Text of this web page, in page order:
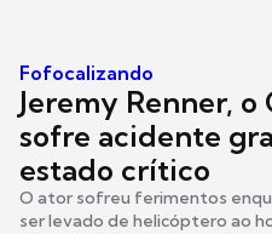
Fofocalizando
Jeremy Renner,
sofre acidente
estado crítico
O ator sofreu ferimentos
ser levado de helicóptero ao